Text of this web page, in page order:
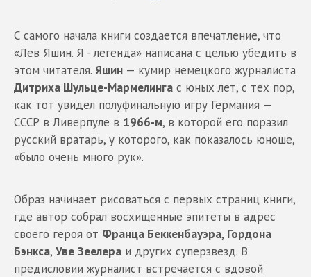
С самого начала книги создается впечатление, что
«Лев Яшин. Я - легенда» написана с целью убедить в
этом читателя. Яшин — кумир немецкого журналиста
Дитриха Шульце-Мармелинга с юных лет, с тех пор,
как тот увидел полуфинальную игру Германия —
СССР в Ливерпуле в 1966-м, в которой его поразил
русский вратарь, у которого, как показалось юноше,
«было очень много рук».
Образ начинает рисоваться с первых страниц книги,
где автор собрал восхищенные эпитеты в адрес
своего героя от Франца Беккенбауэра, Гордона
Бэнкса, Уве Зеелера и других суперзвезд. В
предисловии журналист встречается с вдовой